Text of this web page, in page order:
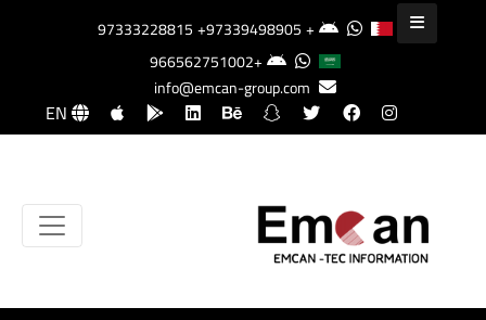
+97333228815
+97339498905
+966562751002
info@emcan-group.com
EN